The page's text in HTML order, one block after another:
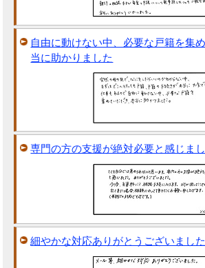
自由に動けない中、必要な戸籍を集
当に助かりました
専門の方の支援が絶対必要と感じま
細やかな対応ありがとうございました